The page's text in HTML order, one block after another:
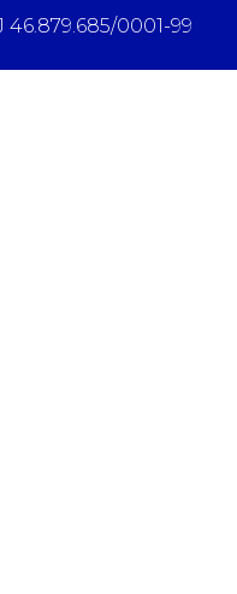
46.879.685/0001-99